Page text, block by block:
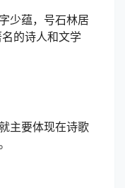
少蕴，号石林居
的诗人和文学
主要体现在诗歌